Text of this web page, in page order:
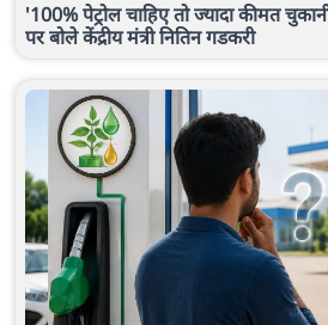
'100% पेट्रोल चाहिए तो ज्यादा कीमत
पर बोले केंद्रीय मंत्री नितिन गडकरी